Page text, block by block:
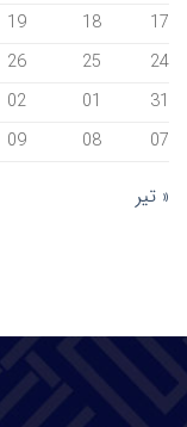
17
18
19
24
25
26
31
01
02
07
08
09
« تیر